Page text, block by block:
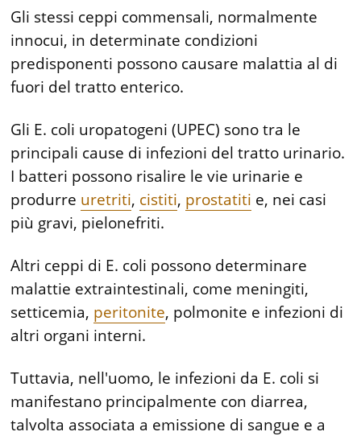
Gli stessi ceppi commensali, normalmente
innocui, in determinate condizioni
predisponenti possono causare malattia al di
fuori del tratto enterico.
Gli E. coli uropatogeni (UPEC) sono tra le
principali cause di infezioni del tratto urinario.
I batteri possono risalire le vie urinarie e
produrre uretriti, cistiti, prostatiti e, nei casi
più gravi, pielonefriti.
Altri ceppi di E. coli possono determinare
malattie extraintestinali, come meningiti,
setticemia, peritonite, polmonite e infezioni di
altri organi interni.
Tuttavia, nell'uomo, le infezioni da E. coli si
manifestano principalmente con diarrea,
talvolta associata a emissione di sangue e a